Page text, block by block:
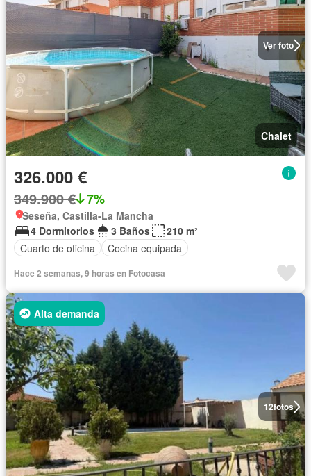
Ver foto
Chalet
326.000 €
349.900 € 7%
Seseña, Castilla-La Mancha
4 Dormitorios
3 Baños
210 m²
Cuarto de oficina
Cocina equipada
Hace 2 semanas, 9 horas en Fotocasa
12fotos
Alta demanda